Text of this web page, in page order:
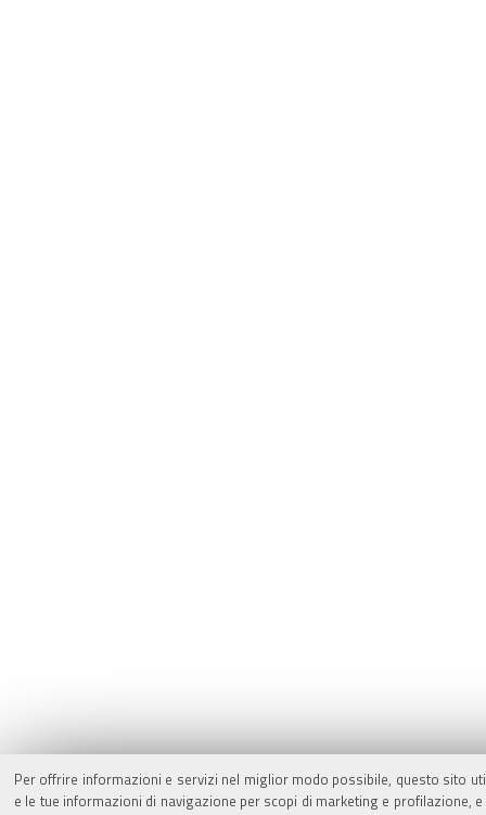
Per offrire informazioni e servizi nel miglior modo possibile, questo sito
e le tue informazioni di navigazione per scopi di marketing e